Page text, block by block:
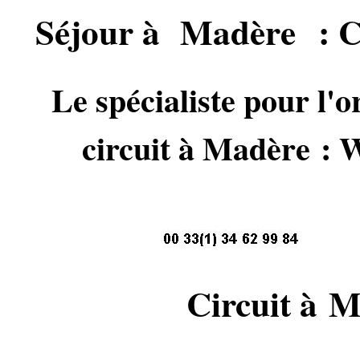
Séjour à Madère :
Le spécialiste pour
circuit à Madère :
Circuit à